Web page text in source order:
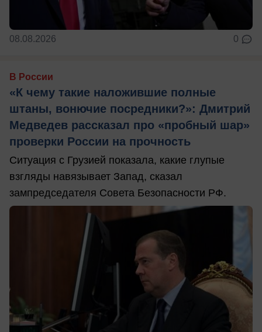
08.08.2026 0
В России
«К чему такие наложившие полные
штаны, вонючие посредники?»: Дмитрий
Медведев рассказал про «пробный шар»
проверки России на прочность
Ситуация с Грузией показала, какие глупые
взгляды навязывает Запад, сказал
зампредседателя Совета Безопасности РФ.